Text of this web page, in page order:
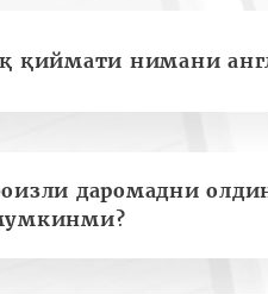
қиймати нимани
даромадни